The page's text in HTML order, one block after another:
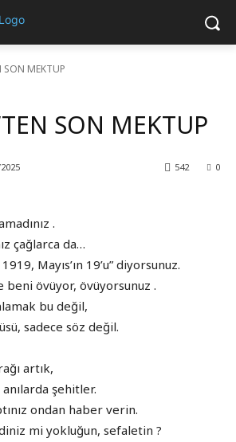
SON MEKTUP
SON MEKTUP
0
542
.
çağlarca da…
Mayıs’ın 19’u” diyorsunuz.
beni övüyor, övüyorsunuz .
bu değil,
sadece söz değil.
artık,
şehitler.
ondan haber verin.
mi yokluğun, sefaletin ?